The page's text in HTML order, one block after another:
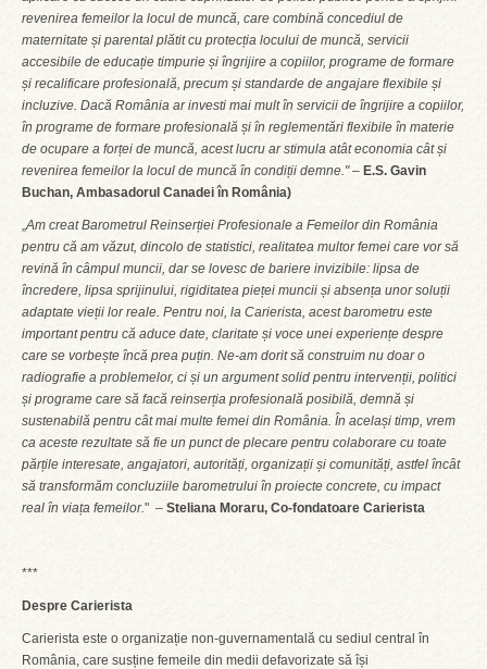
revenirea femeilor la locul de muncă, care combină concediul de
maternitate și parental plătit cu protecția locului de muncă, servicii
accesibile de educație timpurie și îngrijire a copiilor, programe de formare
și recalificare profesională, precum și standarde de angajare flexibile și
incluzive. Dacă România ar investi mai mult în servicii de îngrijire a copiilor,
în programe de formare profesională și în reglementări flexibile în materie
de ocupare a forței de muncă, acest lucru ar stimula atât economia cât și
revenirea femeilor la locul de muncă în condiții demne."– E.S. Gavin
Buchan, Ambasadorul Canadei în România)
„Am creat Barometrul Reinserției Profesionale a Femeilor din România
pentru că am văzut, dincolo de statistici, realitatea multor femei care vor să
revină în câmpul muncii, dar se lovesc de bariere invizibile: lipsa de
încredere, lipsa sprijinului, rigiditatea pieței muncii și absența unor soluții
adaptate vieții lor reale. Pentru noi, la Carierista, acest barometru este
important pentru că aduce date, claritate și voce unei experiențe despre
care se vorbește încă prea puțin. Ne-am dorit să construim nu doar o
radiografie a problemelor, ci și un argument solid pentru intervenții, politici
și programe care să facă reinserția profesională posibilă, demnă și
sustenabilă pentru cât mai multe femei din România. În același timp, vrem
ca aceste rezultate să fie un punct de plecare pentru colaborare cu toate
părțile interesate, angajatori, autorități, organizații și comunități, astfel încât
să transformăm concluziile barometrului în proiecte concrete, cu impact
real în viața femeilor." – Steliana Moraru, Co-fondatoare Carierista
***
Despre Carierista
Carierista este o organizație non-guvernamentală cu sediul central în
România, care susține femeile din medii defavorizate să își